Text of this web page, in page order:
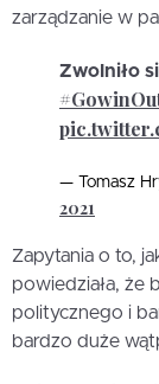
zarządzanie w
Zwolniło
— Tomasz
2021
Zapytania o to,
powiedziała, że
politycznego i
bardzo duże